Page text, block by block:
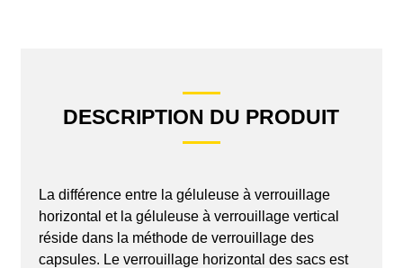
DESCRIPTION DU PRODUIT
La différence entre la géluleuse à verrouillage
horizontal et la géluleuse à verrouillage vertical
réside dans la méthode de verrouillage des
capsules. Le verrouillage horizontal des sacs est